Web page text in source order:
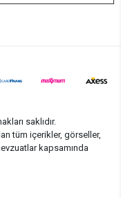
saklıdır.
tüm içerikler, görseller,
kapsamında